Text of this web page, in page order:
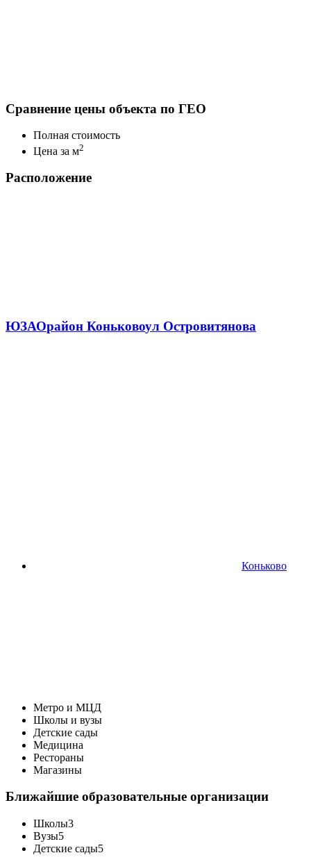
Сравнение цены объекта по ГЕО
Полная стоимость
Цена за м2
Расположение
ЮЗАОрайон Коньковоул Островитянова
Коньково
Метро и МЦД
Школы и вузы
Детские сады
Медицина
Рестораны
Магазины
Ближайшие образовательные организации
Школы3
Вузы5
Детские сады5